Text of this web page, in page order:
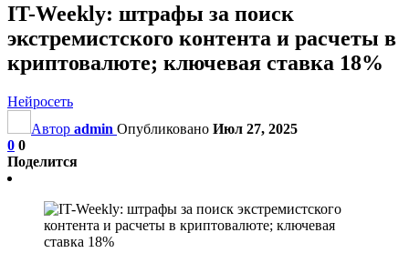
IT-Weekly: штрафы за поиск
экстремистского контента и расчеты в
криптовалюте; ключевая ставка 18%
Нейросеть
Автор admin Опубликовано Июл 27, 2025
0 0
Поделится